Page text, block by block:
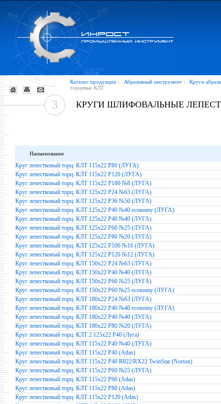
Каталог продукции \ Абразивный инструмент \
Круги
торцевые КЛТ
3 КРУГИ ШЛИФОВАЛЬНЫЕ
Наименование
Круг лепестковый торц. КЛТ 115х22 Р80 (ЛУГА)
Круг лепестковый торц. КЛТ 115х22 Р120 (ЛУГА)
Круг лепестковый торц. КЛТ 115х22 Р180 №8 (ЛУГА)
Круг лепестковый торц. КЛТ 125х22 Р24 №63 (ЛУГА)
Круг лепестковый торц. КЛТ 125х22 Р36 №50 (ЛУГА)
Круг лепестковый торц. КЛТ 125х22 Р40 №40 economy (ЛУГА)
Круг лепестковый торц. КЛТ 125х22 Р40 №40 (ЛУГА)
Круг лепестковый торц. КЛТ 125х22 Р60 №25 (ЛУГА)
Круг лепестковый торц. КЛТ 125х22 Р80 №20 (ЛУГА)
Круг лепестковый торц. КЛТ 125х22 Р100 №16 (ЛУГА)
Круг лепестковый торц. КЛТ 125х22 Р120 №12 (ЛУГА)
Круг лепестковый торц. КЛТ 150х22 Р24 №63 (ЛУГА)
Круг лепестковый торц. КЛТ 150х22 Р40 №40 (ЛУГА)
Круг лепестковый торц. КЛТ 150х22 Р60 №25 (ЛУГА)
Круг лепестковый торц. КЛТ 150х22 Р60 №25 economy (ЛУГА)
Круг лепестковый торц. КЛТ 180х22 Р24 №63 (ЛУГА)
Круг лепестковый торц. КЛТ 180х22 Р40 №40 economy (ЛУГА)
Круг лепестковый торц. КЛТ 180х22 Р40 №40 (ЛУГА)
Круг лепестковый торц. КЛТ 180х22 Р80 №20 (ЛУГА)
Круг лепестковый торц. КЛТ 2 125х22 Р40 (Луга)
Круг лепестковый торц. КЛТ 115х22 Р40 №40 (ЛУГА)
Круг лепестковый торц. КЛТ 115х22 Р40 (Atlas)
Круг лепестковый торц. КЛТ 115х22 Р40 R822/RX22 TwinStar (Norton)
Круг лепестковый торц. КЛТ 115х22 Р60 №25 (ЛУГА)
Круг лепестковый торц. КЛТ 115х22 Р60 (Atlas)
Круг лепестковый торц. КЛТ 115х22 Р80 (Atlas)
Круг лепестковый торц. КЛТ 115х22 Р120 (Atlas)